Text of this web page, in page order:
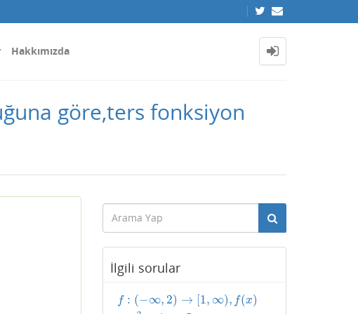
Hakkımızda
göre,ters fonksiyon
İlgili sorular
f : (−∞, 2) → [1, ∞), f(x)
f:( − ∞,2)→[1,∞ ,f(x =x2 −4x+ 5